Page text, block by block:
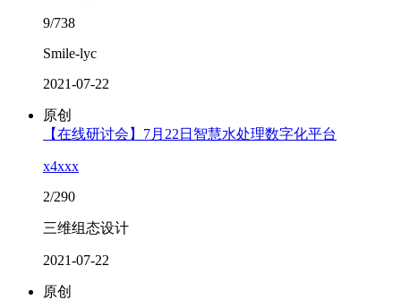
9/738
Smile-lyc
2021-07-22
原创
【在线研讨会】7月22日智慧水处理数字化平台
x4xxx
2/290
三维组态设计
2021-07-22
原创